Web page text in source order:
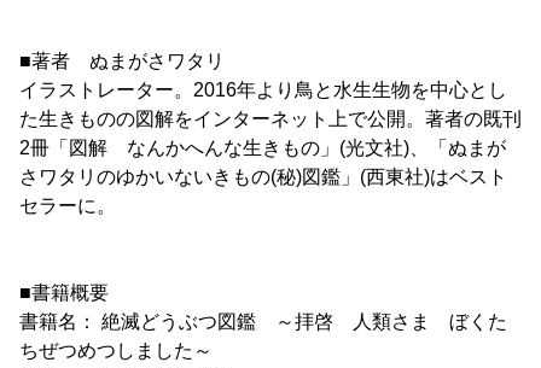
■著者 ぬまがさワタリ
イラストレーター。2016年より鳥と水生生物を中心とし
た生きものの図解をインターネット上で公開。著者の既刊
2冊「図解 なんかへんな生きもの」(光文社)、「ぬまが
さワタリのゆかいないきもの(秘)図鑑」(西東社)はベスト
セラーに。
■書籍概要
書籍名： 絶滅どうぶつ図鑑 ～拝啓 人類さま ぼくた
ちぜつめつしました～